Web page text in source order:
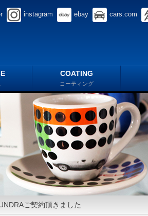
instagram ebay cars.com
COATING
コーティング
ご契約頂きました